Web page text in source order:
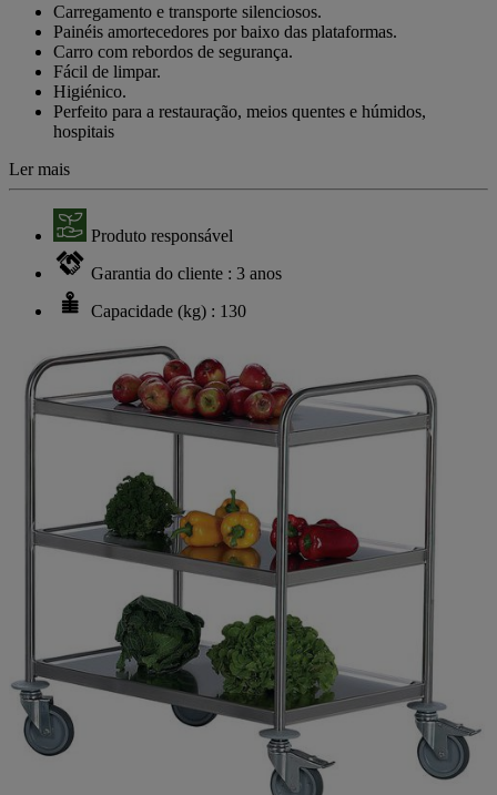
classificação.
Read
Review.
Link
mesma
página.
Carregamento e transporte silenciosos.
Painéis amortecedores por baixo das plataformas.
Carro com rebordos de segurança.
Fácil de limpar.
Higiénico.
Perfeito para a restauração, meios quentes e húmidos,
hospitais
Ler mais
Produto responsável
Garantia do cliente : 3 anos
Capacidade (kg) : 130